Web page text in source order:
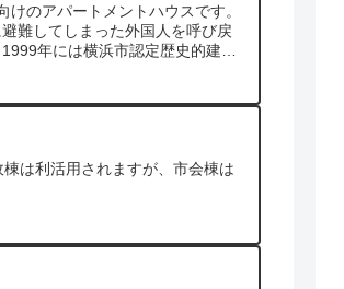
のアパートメントハウスです。
難してしまった外国人を呼び戻
年には横浜市認定歴史的建造
置され、当時の部屋の様子が再現
、関東大震災の震災復興当時の
は利活用されますが、市会棟は